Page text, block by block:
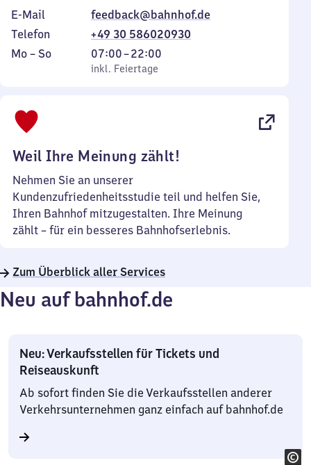
E-Mail
feedback@bahnhof.de
Telefon
+49 30 586020930
Montag
Mo – So,
inkl. Feiertage
07:00–22:00
Von
7
inkl. Feiertage
Weil Ihre Meinung zählt!
Nehmen Sie an unserer
Kundenzufriedenheitsstudie teil und helfen Sie,
Ihren Bahnhof mitzugestalten. Ihre Meinung
zählt – für ein besseres Bahnhofserlebnis.
Zum Überblick aller Services
Neu auf bahnhof.de
Neu: Verkaufsstellen für Tickets und
Reiseauskunft
Ab sofort finden Sie die Verkaufsstellen anderer
Verkehrsunternehmen ganz einfach auf bahnhof.de